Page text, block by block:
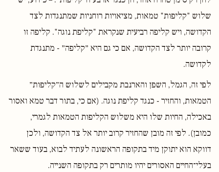
שלוש "קליפות" טמאות, מציאויות רוחניות שמתנגדות לצד
הקדושה, ויש קליפה רביעית שנקראת "קליפת נוגה". קליפה זו
קרובה יותר לצד הקדושה, אם כי גם היא ״קליפה״ - מתנגדת
לקדושה.
לפי זה, הגמל, השפן והארנבת מקבילים לשלוש ה״קליפות״
הטמאות, והחזיר - כנגד קליפת נוגה. (אם כי, בתור דבר טמא ואסור
באכילה, החיות שלו היא משלוש הקליפות הטמאות לגמרי,
כמובן). לפי זה מובן שהחזיר קרוב יותר אל צד הקדושה, ולכן
דווקא הוא יתוקן מיד בתקופה הראשונה לעתיד לבוא, בעוד ששאר
בעלי־החיים האסורים יהיו מותרים רק בתקופה השנייה.